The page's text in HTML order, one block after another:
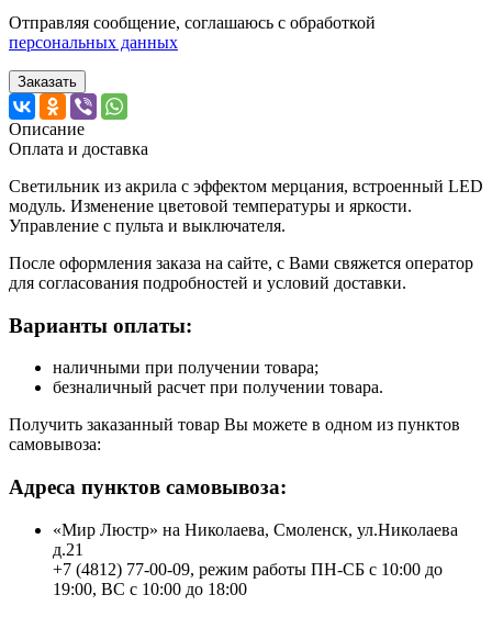
Отправляя сообщение, соглашаюсь с обработкой
персональных данных
Заказать
Описание
Оплата и доставка
Светильник из акрила с эффектом мерцания, встроенный LED
модуль. Изменение цветовой температуры и яркости.
Управление с пульта и выключателя.
После оформления заказа на сайте, с Вами свяжется оператор
для согласования подробностей и условий доставки.
Варианты оплаты:
наличными при получении товара;
безналичный расчет при получении товара.
Получить заказанный товар Вы можете в одном из пунктов
самовывоза:
Адреса пунктов самовывоза:
«Мир Люстр» на Николаева, Смоленск, ул.Николаева
д.21
+7 (4812) 77-00-09, режим работы ПН-СБ с 10:00 до
19:00, ВС с 10:00 до 18:00